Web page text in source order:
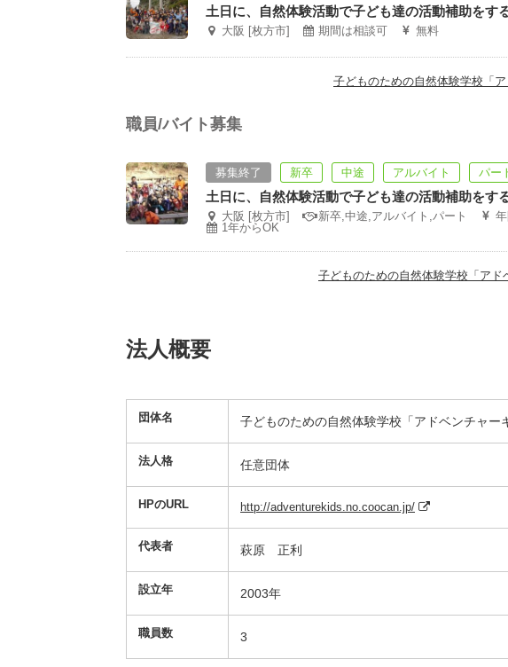
土日に、自然体験活動で子ども達の活動補助をす
大阪 [枚方市] 期間は相談可 無料
子どものための自然体験学校「
職員/バイト募集
募集終了 新卒 中途 アルバイト パー
土日に、自然体験活動で子ども達の活動補助をす
大阪 [枚方市] 新卒,中途,アルバイト,パート
1年からOK
子どものための自然体験学校「ア
法人概要
団体名 子どものための自然体験学校「アドベンチャー
法人格 任意団体
HPのURL http://adventurekids.no.coocan.jp/
代表者 萩原 正利
設立年 2003年
職員数 3